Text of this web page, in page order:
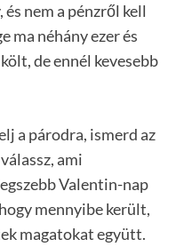
nem a pénzről kell
ma néhány ezer és
de ennél kevesebb
a párodra, ismerd az
ami
Valentin-nap
mennyibe került,
magatokat együtt.